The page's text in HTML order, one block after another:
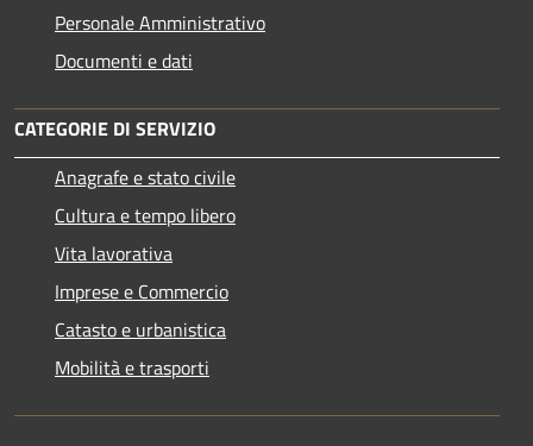
Personale Amministrativo
Documenti e dati
CATEGORIE DI SERVIZIO
Anagrafe e stato civile
Cultura e tempo libero
Vita lavorativa
Imprese e Commercio
Catasto e urbanistica
Mobilità e trasporti